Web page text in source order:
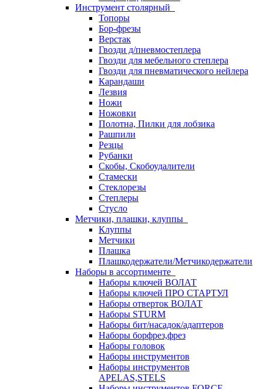
Инструмент столярный
Топоры
Бор-фрезы
Верстак
Гвозди д/пневмостеплера
Гвозди для мебельного степлера
Гвозди для пневматического нейлера
Карандаши
Лезвия
Ножи
Ножовки
Полотна, Пилки для лобзика
Рашпили
Резцы
Рубанки
Скобы, Скобоудалители
Стамески
Стеклорезы
Степлеры
Стусло
Метчики, плашки, клуппы
Клуппы
Метчики
Плашка
Плашкодержатели/Метчикодержатели
Наборы в ассортименте
Наборы ключей ВОЛАТ
Наборы ключей ПРО СТАРТУЛ
Наборы отверток ВОЛАТ
Наборы STURM
Наборы бит/насадок/адаптеров
Наборы борфрез,фрез
Наборы головок
Наборы инструментов
Наборы инструментов
APELAS,STELS